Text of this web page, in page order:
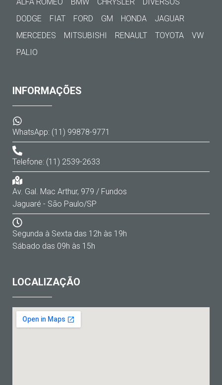
DODGE
FIAT FORD GM HONDA
JAGUAR
MERCEDES
MITSUBISHI RENAULT TOYOTA
VW
PALIO
INFORMAÇÕES
WhatsApp: (11) 99878-9771
Telefone: (11) 2539-2633
Av. Gal. Mac Arthur, 979 / Fundos
Jaguaré - São Paulo/SP
Segunda à Sexta das 12h às 19h
Sábado das 09h às 15h
LOCALIZAÇÃO